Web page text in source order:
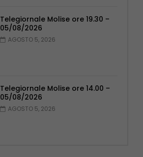
Telegiornale Molise ore 19.30 –
05/08/2026
AGOSTO 5, 2026
Telegiornale Molise ore 14.00 –
05/08/2026
AGOSTO 5, 2026